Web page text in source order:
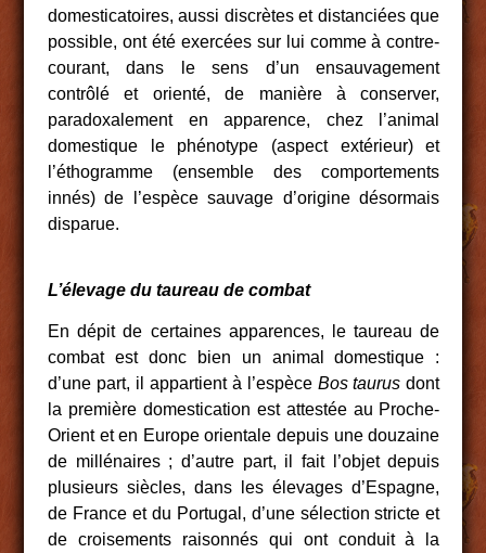
domesticatoires, aussi discrètes et distanciées que
possible, ont été exercées sur lui comme à contre-
courant, dans le sens d’un ensauvagement
contrôlé et orienté, de manière à conserver,
paradoxalement en apparence, chez l’animal
domestique le phénotype (aspect extérieur) et
l’éthogramme (ensemble des comportements
innés) de l’espèce sauvage d’origine désormais
disparue.
L’élevage du taureau de combat
En dépit de certaines apparences, le taureau de
combat est donc bien un animal domestique :
d’une part, il appartient à l’espèce Bos taurus dont
la première domestication est attestée au Proche-
Orient et en Europe orientale depuis une douzaine
de millénaires ; d’autre part, il fait l’objet depuis
plusieurs siècles, dans les élevages d’Espagne,
de France et du Portugal, d’une sélection stricte et
de croisements raisonnés qui ont conduit à la